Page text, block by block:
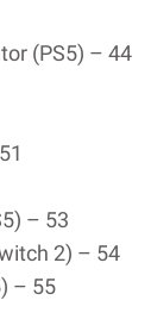
(PS5) – 44
– 53
2) – 54
– 55